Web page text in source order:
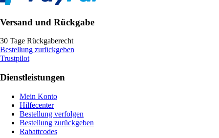
Versand und Rückgabe
30 Tage Rückgaberecht
Bestellung zurückgeben
Trustpilot
Dienstleistungen
Mein Konto
Hilfecenter
Bestellung verfolgen
Bestellung zurückgeben
Rabattcodes